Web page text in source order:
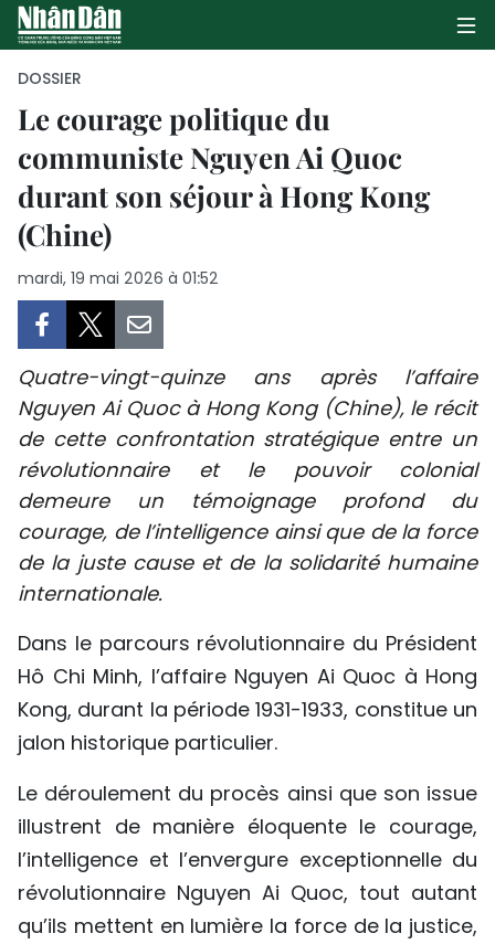
PAGE D'ACCUEIL
POLITIQUE
CULTURE
TOURISME
ENVIRONNEMENT
SPORT
FRANCOPHONIE
INTERNATIONAL
MÉGASTORIE
INFOGRAPHIE
PHOTO
VIDÉO
DOSSIER
Le courage politique du
communiste Nguyen Ai Quoc
durant son séjour à Hong Kong
(Chine)
mardi, 19 mai 2026 à 01:52
Quatre-vingt-quinze ans après l’affaire
Nguyen Ai Quoc à Hong Kong (Chine), le récit
de cette confrontation stratégique entre un
révolutionnaire et le pouvoir colonial
demeure un témoignage profond du
courage, de l’intelligence ainsi que de la force
de la juste cause et de la solidarité humaine
internationale.
Dans le parcours révolutionnaire du Président
Hô Chi Minh, l’affaire Nguyen Ai Quoc à Hong
Kong, durant la période 1931-1933, constitue un
jalon historique particulier.
Le déroulement du procès ainsi que son issue
illustrent de manière éloquente le courage,
l’intelligence et l’envergure exceptionnelle du
révolutionnaire Nguyen Ai Quoc, tout autant
qu’ils mettent en lumière la force de la justice,